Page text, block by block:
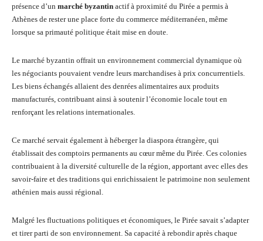
présence d’un marché byzantin actif à proximité du Pirée a permis à
Athènes de rester une place forte du commerce méditerranéen, même
lorsque sa primauté politique était mise en doute.
Le marché byzantin offrait un environnement commercial dynamique où
les négociants pouvaient vendre leurs marchandises à prix concurrentiels.
Les biens échangés allaient des denrées alimentaires aux produits
manufacturés, contribuant ainsi à soutenir l’économie locale tout en
renforçant les relations internationales.
Ce marché servait également à héberger la diaspora étrangère, qui
établissait des comptoirs permanents au cœur même du Pirée. Ces colonies
contribuaient à la diversité culturelle de la région, apportant avec elles des
savoir-faire et des traditions qui enrichissaient le patrimoine non seulement
athénien mais aussi régional.
Malgré les fluctuations politiques et économiques, le Pirée savait s’adapter
et tirer parti de son environnement. Sa capacité à rebondir après chaque